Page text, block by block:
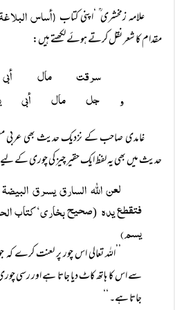
علامہ زمخشری ؒ ‘اپنی کتاب (أساس البلاغۃ:ص۲۹۶‘دار
مقدام کا شعر نقل کرتے ہوئے لکھتے ہیں:
سرقت مال أبی
و جل مال أبی
غامدی صاحب کے نزدیک حدیث بھی عربی
حدیث میں بھی یہ لفظ ایک حقیر چیز کی چوری کے
لعن اللہ السارق یسرق
فتقطع یدہ (صحیح بخاری‘ کتاب
یسم)
’’اللہ تعالی اس چور پر لعنت کرے
سے اس کا ہاتھ کاٹ دیا جاتا ہے اور رسی
جاتا ہے۔ ‘‘